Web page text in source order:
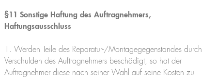
§11 Sonstige Haftung des Auftragnehmers,
Haftungsausschluss
1. Werden Teile des Reparatur-/Montagegegenstandes durch
Verschulden des Auftragnehmers beschädigt, so hat der
Auftragnehmer diese nach seiner Wahl auf seine Kosten zu